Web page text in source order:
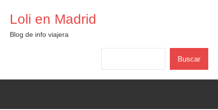
contenido
Loli en Madrid
Blog de info viajera
Buscar